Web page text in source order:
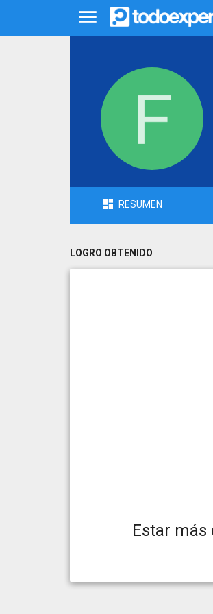
RESUMEN
LOGRO OBTENIDO
Estar más